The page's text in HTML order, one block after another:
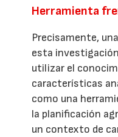
Herramienta
Precisamente,
esta
utilizar el
características
como una
la planificación
un contexto de